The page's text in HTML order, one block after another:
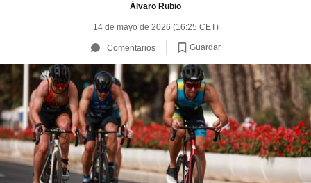
Álvaro Rubio
14 de mayo de 2026 (16:25 CET)
Comentarios Guardar